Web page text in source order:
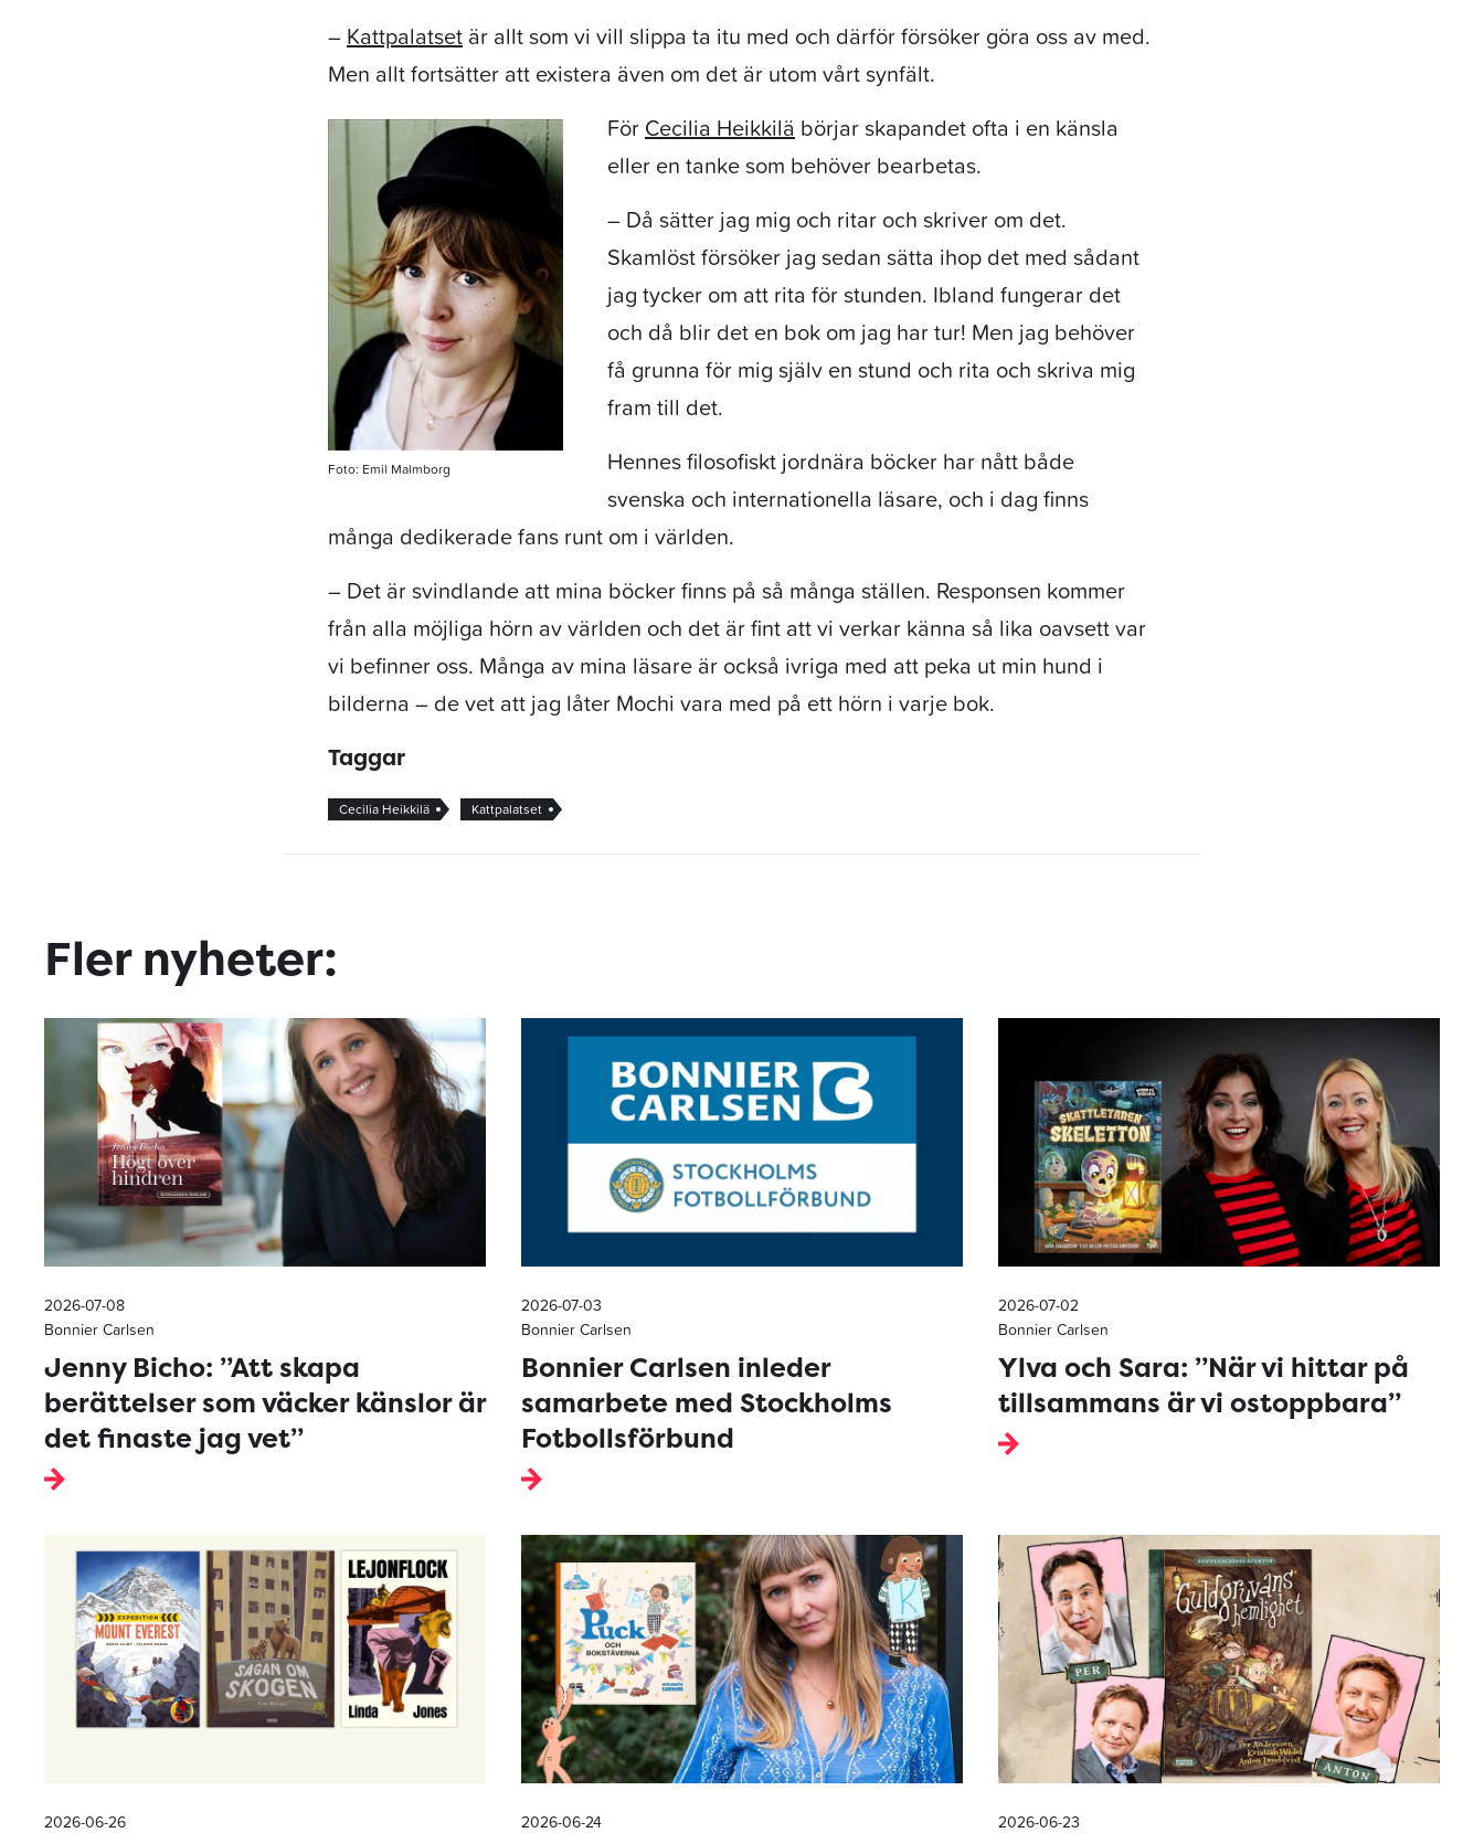
–Kattpalatset är allt som vi vill slippa ta itu med och därför försöker göra oss av med.
Men allt fortsätter att existera även om det är utom vårt synfält.
Foto: Emil Malmborg
FörCecilia Heikkilä börjar skapandet ofta i en känsla
eller en tanke som behöver bearbetas.
– Då sätter jag mig och ritar och skriver om det.
Skamlöst försöker jag sedan sätta ihop det med sådant
jag tycker om att rita för stunden. Ibland fungerar det
och då blir det en bok om jag har tur! Men jag behöver
få grunna för mig själv en stund och rita och skriva mig
fram till det.
Hennes filosofiskt jordnära böcker har nått både
svenska och internationella läsare, och i dag finns
många dedikerade fans runt om i världen.
– Det är svindlande att mina böcker finns på så många ställen. Responsen kommer
från alla möjliga hörn av världen och det är fint att vi verkar känna så lika oavsett var
vi befinner oss. Många av mina läsare är också ivriga med att peka ut min hund i
bilderna – de vet att jag låter Mochi vara med på ett hörn i varje bok.
Taggar
Cecilia Heikkilä Kattpalatset
Fler nyheter:
2026-07-08
Bonnier Carlsen
Jenny Bicho: ”Att skapa
berättelser som väcker känslor är
det finaste jag vet”
2026-07-03
Bonnier Carlsen
Bonnier Carlsen inleder
samarbete med Stockholms
Fotbollsförbund
2026-07-02
Bonnier Carlsen
Ylva och Sara: ”När vi hittar på
tillsammans är vi ostoppbara”
2026-06-26 2026-06-24 2026-06-23